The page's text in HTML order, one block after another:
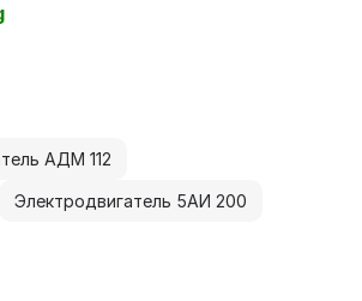
АДМ 112
Электродвигатель 5АИ 200